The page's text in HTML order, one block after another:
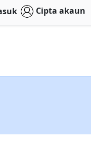
Cipta akaun